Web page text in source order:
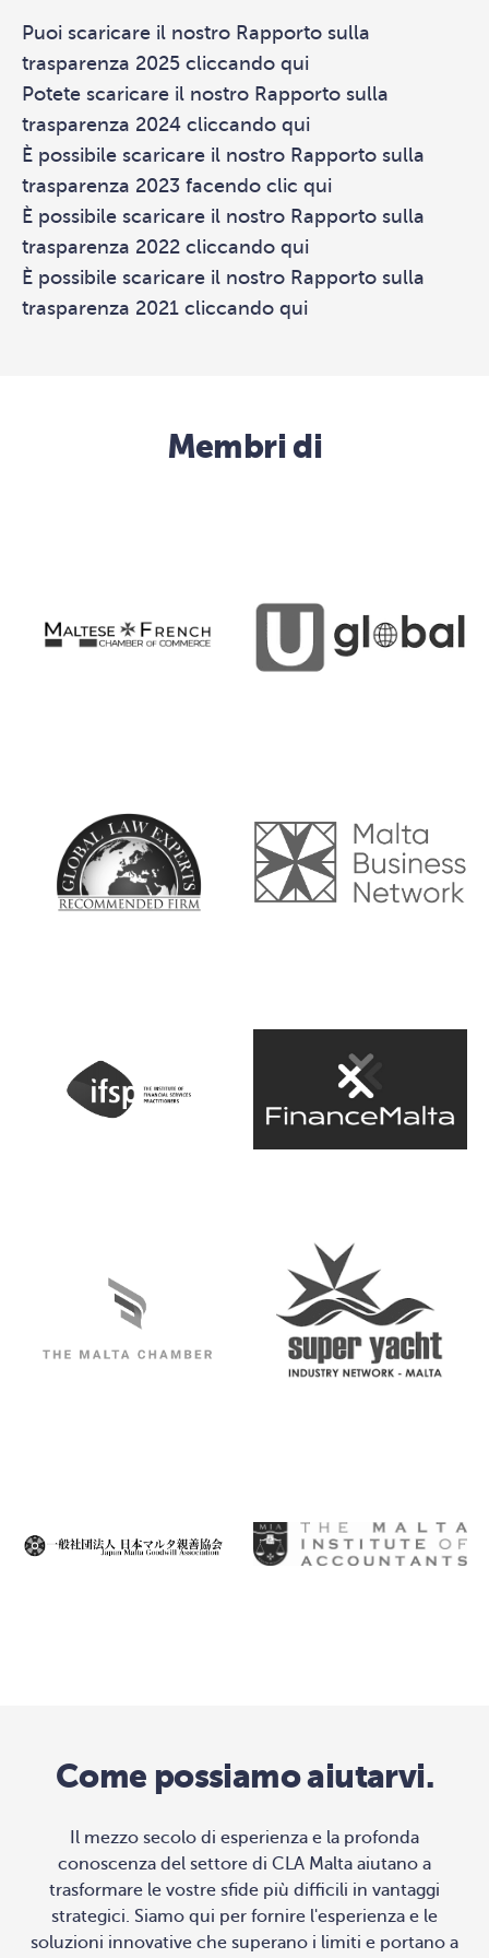
Puoi scaricare il nostro Rapporto sulla
trasparenza 2025 cliccando qui
Potete scaricare il nostro Rapporto sulla
trasparenza 2024 cliccando qui
È possibile scaricare il nostro Rapporto sulla
trasparenza 2023 facendo clic qui
È possibile scaricare il nostro Rapporto sulla
trasparenza 2022 cliccando qui
È possibile scaricare il nostro Rapporto sulla
trasparenza 2021 cliccando qui
Membri di
Come possiamo aiutarvi.
Il mezzo secolo di esperienza e la profonda
conoscenza del settore di CLA Malta aiutano a
trasformare le vostre sfide più difficili in vantaggi
strategici. Siamo qui per fornire l'esperienza e le
soluzioni innovative che superano i limiti e portano a